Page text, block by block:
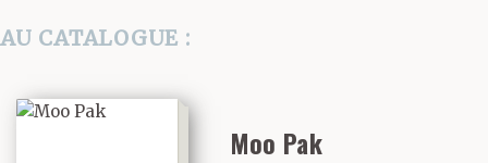
AU CATALOGUE :
Moo Pak